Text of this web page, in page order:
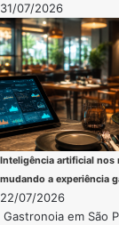
31/07/2026
Inteligência artificial nos
mudando a experiência
22/07/2026
Gastronoia em São